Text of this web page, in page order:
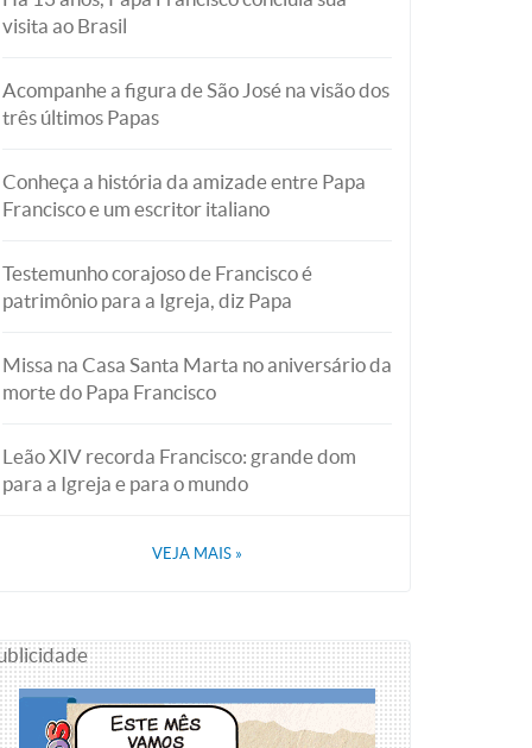
visita ao Brasil
Acompanhe a figura de São José na visão dos
três últimos Papas
Conheça a história da amizade entre Papa
Francisco e um escritor italiano
Testemunho corajoso de Francisco é
patrimônio para a Igreja, diz Papa
Missa na Casa Santa Marta no aniversário da
morte do Papa Francisco
Leão XIV recorda Francisco: grande dom
para a Igreja e para o mundo
VEJA MAIS »